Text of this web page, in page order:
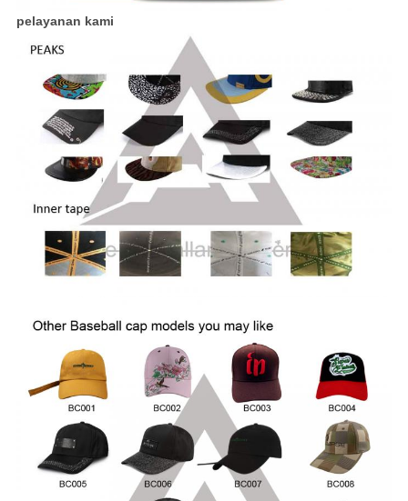
pelayanan kami